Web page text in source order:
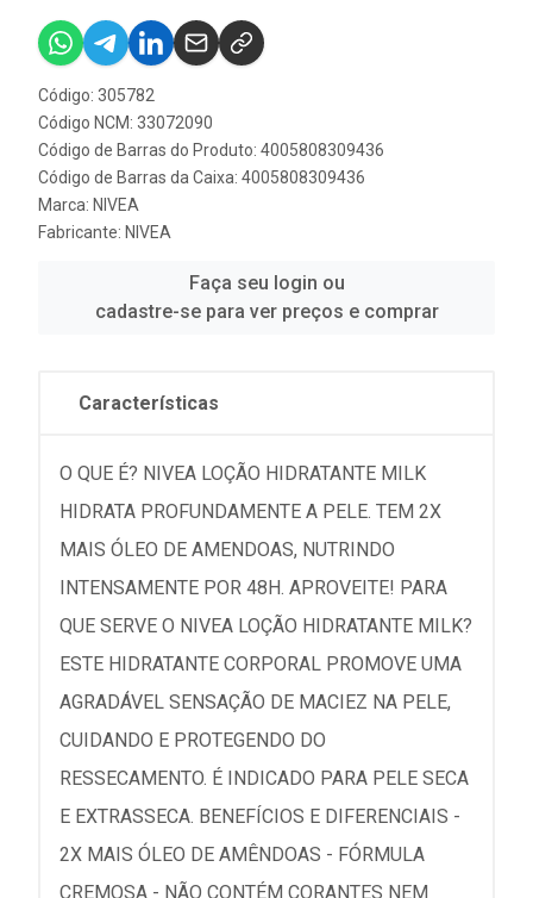
Código: 305782
Código NCM: 33072090
Código de Barras do Produto: 4005808309436
Código de Barras da Caixa: 4005808309436
Marca: NIVEA
Fabricante: NIVEA
Faça seu login ou
cadastre-se para ver preços e comprar
Características
O QUE É? NIVEA LOÇÃO HIDRATANTE MILK
HIDRATA PROFUNDAMENTE A PELE. TEM 2X
MAIS ÓLEO DE AMENDOAS, NUTRINDO
INTENSAMENTE POR 48H. APROVEITE! PARA
QUE SERVE O NIVEA LOÇÃO HIDRATANTE MILK?
ESTE HIDRATANTE CORPORAL PROMOVE UMA
AGRADÁVEL SENSAÇÃO DE MACIEZ NA PELE,
CUIDANDO E PROTEGENDO DO
RESSECAMENTO. É INDICADO PARA PELE SECA
E EXTRASSECA. BENEFÍCIOS E DIFERENCIAIS -
2X MAIS ÓLEO DE AMÊNDOAS - FÓRMULA
CREMOSA - NÃO CONTÉM CORANTES NEM